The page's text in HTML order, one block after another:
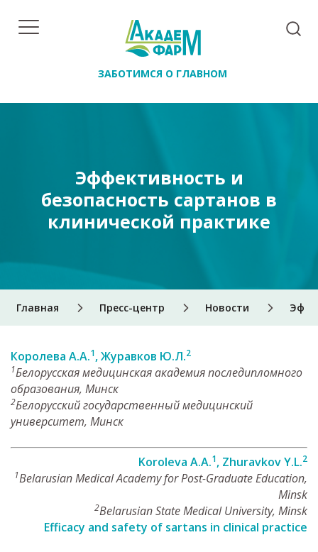
ЗАБОТИМСЯ О ГЛАВНОМ
Главная Пресс-центр Новости
Эффективность и
безопасность сартанов в
клинической практике
Королева А.А.1, Журавков Ю.Л.2
1Белорусская медицинская академия последипломного
образования, Минск
2Белорусский государственный медицинский
университет, Минск
Koroleva А.А.1, Zhuravkov Y.L.2
1Belarusian Medical Academy for Post-Graduate Education,
Minsk
2Belarusian State Medical University, Minsk
Efficacy and safety of sartans in clinical practice